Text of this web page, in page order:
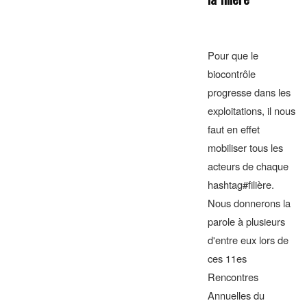
Pour que le
biocontrôle
progresse dans les
exploitations, il nous
faut en effet
mobiliser tous les
acteurs de chaque
hashtag#filière.
Nous donnerons la
parole à plusieurs
d'entre eux lors de
ces 11es
Rencontres
Annuelles du